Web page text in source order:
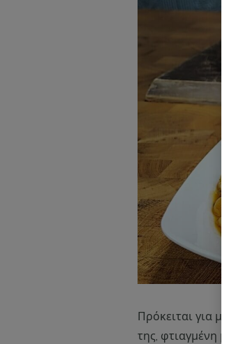
Πρόκειται για
της, φτιαγμένη με